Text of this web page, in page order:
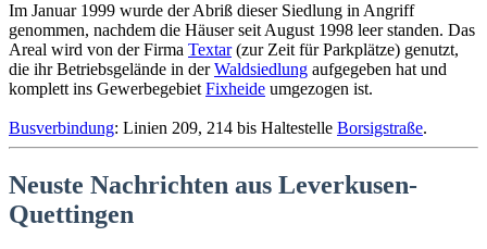
Im Januar 1999 wurde der Abriß dieser Siedlung in Angriff
genommen, nachdem die Häuser seit August 1998 leer standen. Das
Areal wird von der Firma Textar(zur Zeit für Parkplätze) genutzt,
die ihr Betriebsgelände in derWaldsiedlung aufgegeben hat und
komplett ins Gewerbegebiet Fixheide umgezogen ist.
Busverbindung: Linien 209, 214 bis Haltestelle Borsigstraße.
Neuste Nachrichten aus Leverkusen-
Quettingen